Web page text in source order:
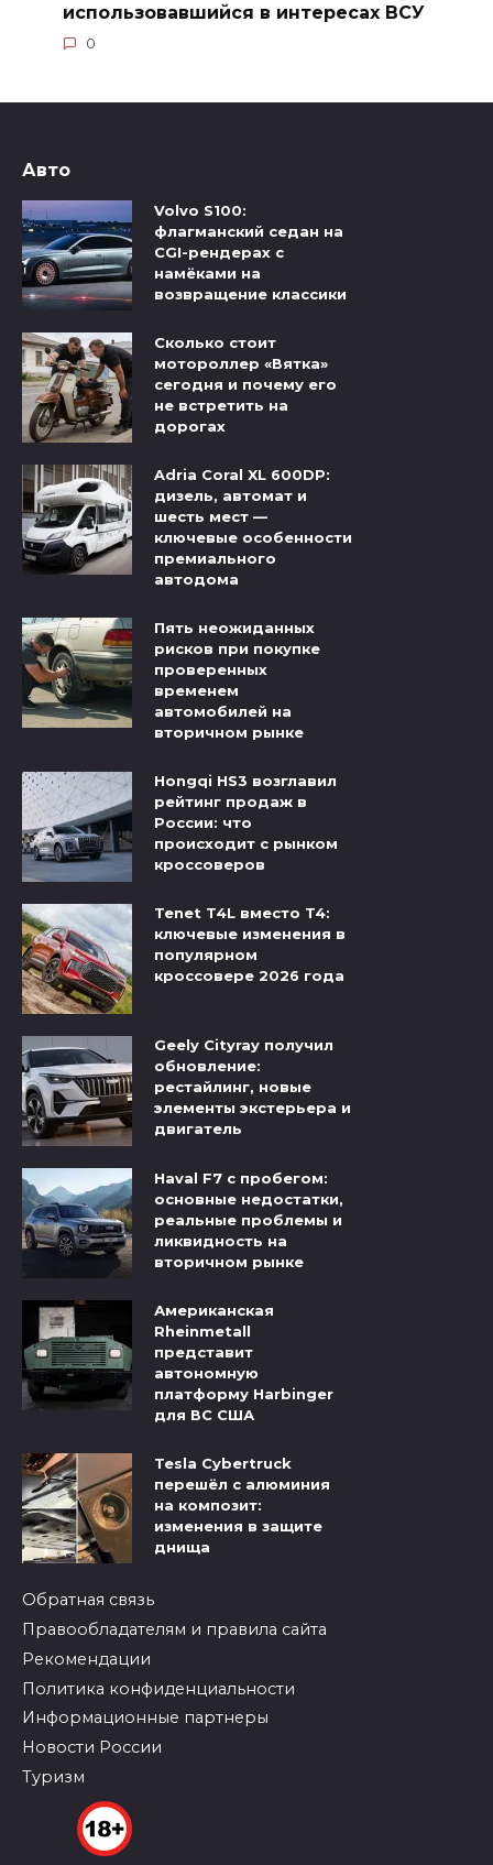
использовавшийся в интересах ВСУ
0
Авто
Volvo S100:
флагманский седан на
CGI-рендерах с
намёками на
возвращение классики
Сколько стоит
мотороллер «Вятка»
сегодня и почему его
не встретить на
дорогах
Adria Coral XL 600DP:
дизель, автомат и
шесть мест —
ключевые особенности
премиального
автодома
Пять неожиданных
рисков при покупке
проверенных
временем
автомобилей на
вторичном рынке
Hongqi HS3 возглавил
рейтинг продаж в
России: что
происходит с рынком
кроссоверов
Tenet T4L вместо T4:
ключевые изменения в
популярном
кроссовере 2026 года
Geely Cityray получил
обновление:
рестайлинг, новые
элементы экстерьера и
двигатель
Haval F7 с пробегом:
основные недостатки,
реальные проблемы и
ликвидность на
вторичном рынке
Американская
Rheinmetall
представит
автономную
платформу Harbinger
для ВС США
Tesla Cybertruck
перешёл с алюминия
на композит:
изменения в защите
днища
Обратная связь
Правообладателям и правила сайта
Рекомендации
Политика конфиденциальности
Информационные партнеры
Новости России
Туризм